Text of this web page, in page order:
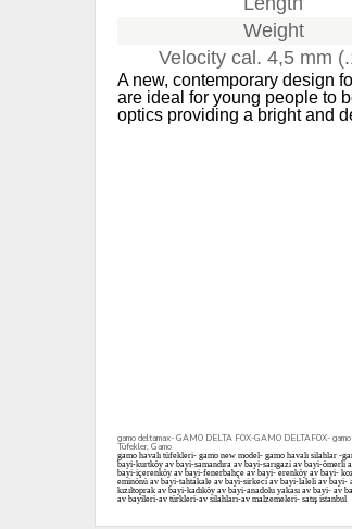
Weight
Velocity cal. 4,5 mm
A new, contemporary design
are ideal for young people to
optics providing a bright and
gamo deltamax- GAMO DELTA FOX-GAMO DELTAFOX- gamo
Tüfekler, Gamo
gamo havalı tüfekleri- gamo new model- gamo havalı silahlar -
bayi-kurtköy av bayi-samandıra av bayi-sarıgazi av bayi-
bayi-içerenköy av bayi-fenerbahçe av bayi- erenköy av bayi-
eminönü av bayi-tahtakale av bayi-sirkeci av bayi-laleli av
kızıltoprak av bayi-kadıköy av bayi-anadolu yakası av bayi-
av bayileri-av türkleri-av silahları-av malzemeleri- satış istanbul